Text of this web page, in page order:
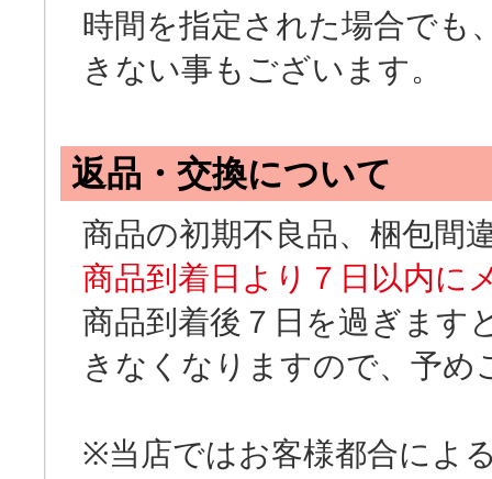
時間を指定された場合でも
きない事もございます。
返品・交換について
商品の初期不良品、梱包間
商品到着日より７日以内に
商品到着後７日を過ぎます
きなくなりますので、予め
※当店ではお客様都合によ